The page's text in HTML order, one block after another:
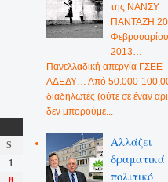
S
1
της ΝΑΝΣΥ
ΠΑΝΤΑΖΗ 20
Φεβρουαρίου
2013…
Πανελλαδική απεργία ΓΣΕΕ-
ΑΔΕΔΥ… Από 50.000-
διαδηλωτές (ούτε σε έναν
δεν μπορούμε...
Αλλάζει
δραματικά
πολιτικό